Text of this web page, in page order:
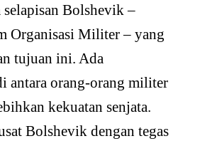
Bolshevik –
Organisasi Militer – yang
tujuan ini. Ada
antara orang-orang militer
kekuatan senjata.
Bolshevik dengan tegas